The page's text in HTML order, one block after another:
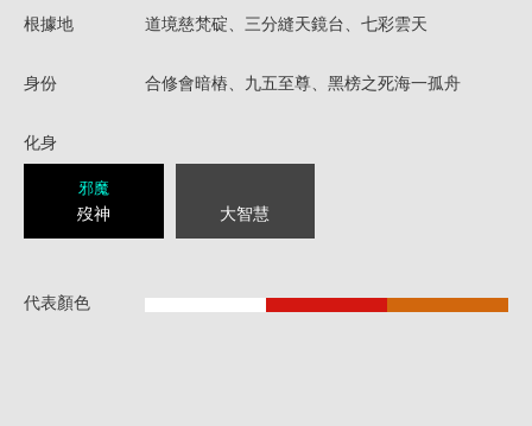
根據地 道境慈梵碇、三分縫天鏡台、七彩雲天
身份 合修會暗樁、九五至尊、黑榜之死海一孤舟
化身
邪魔
歿神 大智慧
代表顏色